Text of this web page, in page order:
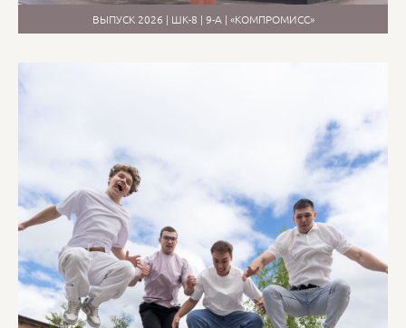
ВЫПУСК 2026 | ШК-8 | 9-А | «КОМПРОМИСС»